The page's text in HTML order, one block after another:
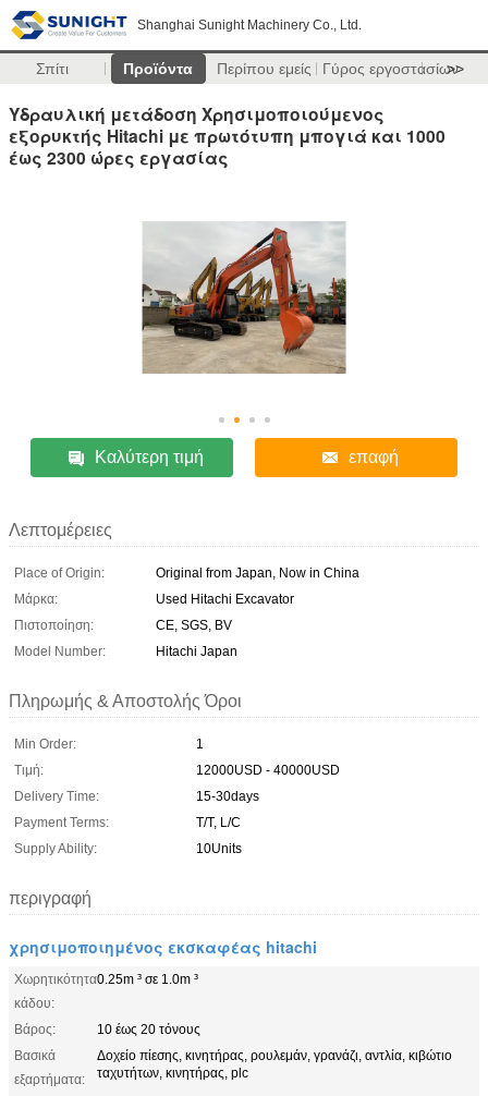
Shanghai Sunight Machinery Co., Ltd.
Σπίτι Προϊόντα Περίπου εμείς Γύρος εργοστασίων
>>
Υδραυλική μετάδοση Χρησιμοποιούμενος
εξορυκτής Hitachi με πρωτότυπη μπογιά και 1000
έως 2300 ώρες εργασίας
Καλύτερη τιμή επαφή
Λεπτομέρειες
Place of Origin:
Original from Japan, Now in China
Μάρκα:
Used Hitachi Excavator
Πιστοποίηση:
CE, SGS, BV
Model Number:
Hitachi Japan
Πληρωμής & Αποστολής Όροι
Min Order:
1
Τιμή:
12000USD - 40000USD
Delivery Time:
15-30days
Payment Terms:
T/T, L/C
Supply Ability:
10Units
περιγραφή
χρησιμοποιημένος εκσκαφέας hitachi
Χωρητικότητα
κάδου:
0.25m ³ σε 1.0m ³
Βάρος:
10 έως 20 τόνους
Βασικά
εξαρτήματα:
Δοχείο πίεσης, κινητήρας, ρουλεμάν, γρανάζι, αντλία, κιβώτιο
ταχυτήτων, κινητήρας, plc